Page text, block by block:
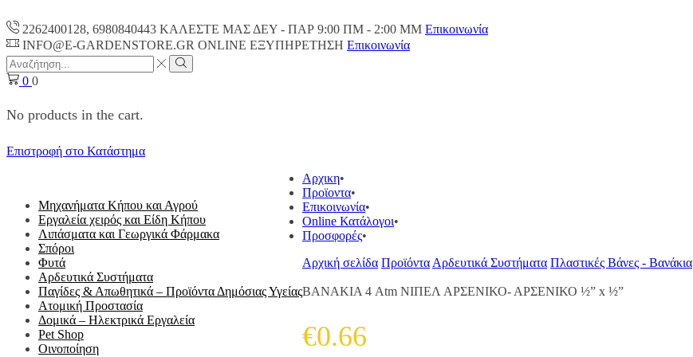
2262400128, 6980840443 ΚΑΛΕΣΤΕ ΜΑΣ ΔΕΥ - ΠΑΡ 9:00 ΠM - 2:00 ΜΜ Επικοινωνία
INFO@E-GARDENSTORE.GR ONLINE ΕΞΥΠΗΡΕΤΗΣH Επικοινωνία
Search
input
Search
0 0
No products in the cart.
Επιστροφή στο Κατάστημα
Μηχανήματα Κήπου και Αγρού
Εργαλεία χειρός και Είδη Κήπου
Λιπάσματα και Γεωργικά Φάρμακα
Σπόροι
Φυτά
Αρδευτικά Συστήματα
Παγίδες & Απωθητικά – Προϊόντα Δημόσιας Υγείας
Ατομική Προστασία
Δομικά – Ηλεκτρικά Εργαλεία
Pet Shop
Οινοποίηση
Αρχικη
Προϊοντα
Επικοινωνία
Online Κατάλογοι
Προσφορές
Αρχική σελίδα ΠροϊόνταΑρδευτικά Συστήματα Πλαστικές Βάνες - Βανάκια
ΒΑΝΑΚΙΑ 4 Atm ΝΙΠΕΛ ΑΡΣΕΝΙΚΟ- ΑΡΣΕΝΙΚΟ ½” x ½”
€0.66